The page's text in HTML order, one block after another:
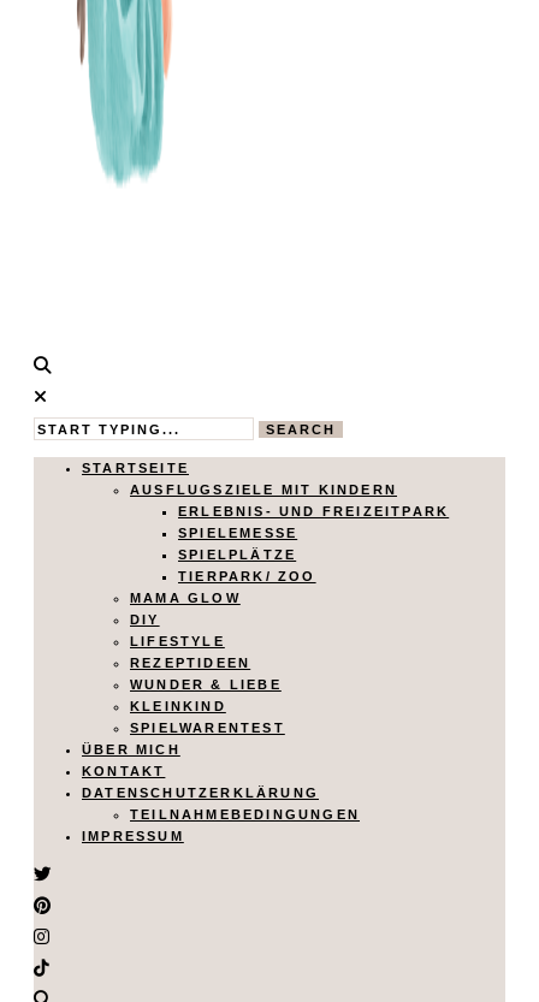
Calistas
Traum
MAMABLOG
SEARCH
STARTSEITE
AUSFLUGSZIELE MIT KINDERN
ERLEBNIS- UND FREIZEITPARK
SPIELEMESSE
SPIELPLÄTZE
TIERPARK/ ZOO
MAMA GLOW
DIY
LIFESTYLE
REZEPTIDEEN
WUNDER & LIEBE
KLEINKIND
SPIELWARENTEST
ÜBER MICH
KONTAKT
DATENSCHUTZERKLÄRUNG
TEILNAHMEBEDINGUNGEN
IMPRESSUM